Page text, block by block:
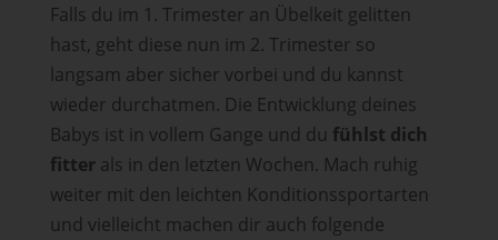
Falls du im 1. Trimester an Übelkeit gelitten
hast, geht diese nun im 2. Trimester so
langsam aber sicher vorbei und du kannst
wieder durchatmen. Die Entwicklung deines
Babys ist in vollem Gange und du fühlst dich
fitterals in den letzten Wochen. Mach ruhig
weiter mit den leichten Konditionssportarten
und vielleicht machen dir auch folgende